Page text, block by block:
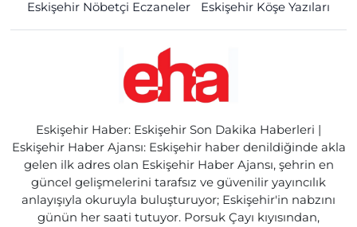
Eskişehir Nöbetçi Eczaneler
Eskişehir Köşe Yazıları
Eskişehir Haber: Eskişehir Son Dakika Haberleri |
Eskişehir Haber Ajansı: Eskişehir haber denildiğinde akla
gelen ilk adres olan Eskişehir Haber Ajansı, şehrin en
güncel gelişmelerini tarafsız ve güvenilir yayıncılık
anlayışıyla okuruyla buluşturuyor; Eskişehir'in nabzını
günün her saati tutuyor. Porsuk Çayı kıyısından,